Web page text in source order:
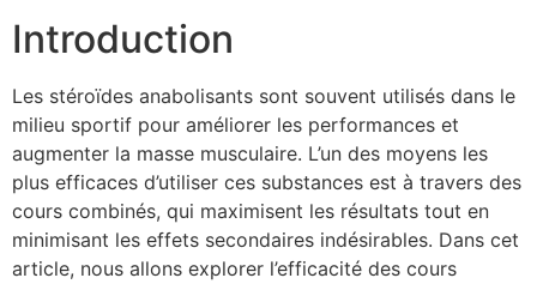
Introduction
Les stéroïdes anabolisants sont souvent utilisés dans le
milieu sportif pour améliorer les performances et
augmenter la masse musculaire. L’un des moyens les
plus efficaces d’utiliser ces substances est à travers des
cours combinés, qui maximisent les résultats tout en
minimisant les effets secondaires indésirables. Dans cet
article, nous allons explorer l’efficacité des cours